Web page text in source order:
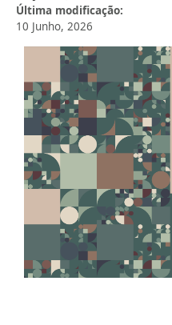
Última modificação
10 Junho, 2026